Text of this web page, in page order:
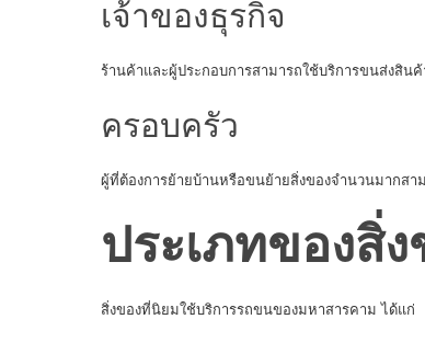
เจ้าของธุรกิจ
ร้านค้าและผู้ประกอบการสามารถใช้บริการขนส่งสิน
ครอบครัว
ผู้ที่ต้องการย้ายบ้านหรือขนย้ายสิ่งของจำนวนมากสา
ประเภทของสิ่
สิ่งของที่นิยมใช้บริการรถขนของมหาสารคาม ได้แก่